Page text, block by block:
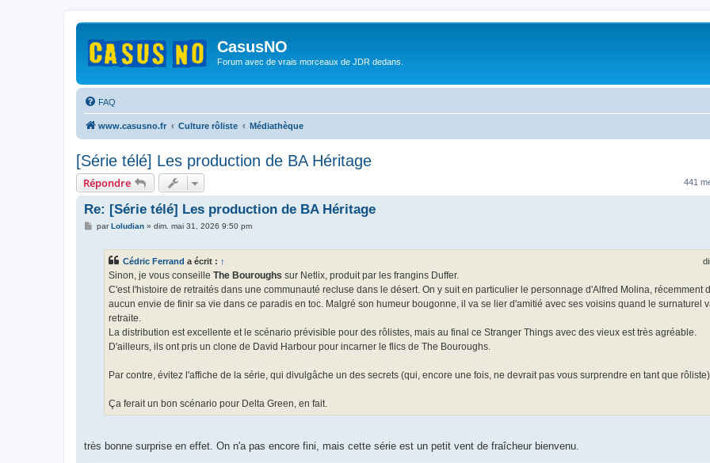
CasusNO
Forum avec de vrais morceaux de JDR dedans.
FAQ
www.casusno.fr Culture rôliste Médiathèque
[Série télé] Les production de BA Héritage
Répondre 441
Re: [Série télé] Les production de BA Héritage
MparLoludian» dim. mai 31, 2026 9:50 pm
Cédric Ferrand a écrit : ↑
Sinon, je vous conseille The Bouroughs sur Netlix, produit par les frangins Duffer.
C'est l'histoire de retraités dans une communauté recluse dans le désert. On y suit en particulier le personnage d'Alfred Molina, récemment
aucun envie de finir sa vie dans ce paradis en toc. Malgré son humeur bougonne, il va se lier d'amitié avec ses voisins quand le surnaturel
retraite.
La distribution est excellente et le scénario prévisible pour des rôlistes, mais au final ce Stranger Things avec des vieux est très agréable.
D'ailleurs, ils ont pris un clone de David Harbour pour incarner le flics de The Bouroughs.
Par contre, évitez l'affiche de la série, qui divulgâche un des secrets (qui, encore une fois, ne devrait pas vous surprendre en tant que
Ça ferait un bon scénario pour Delta Green, en fait.
très bonne surprise en effet. On n'a pas encore fini, mais cette série est un petit vent de fraîcheur bienvenu.